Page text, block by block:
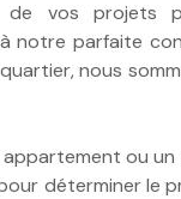
de vos projets
notre parfaite
nous
ou
déterminer le